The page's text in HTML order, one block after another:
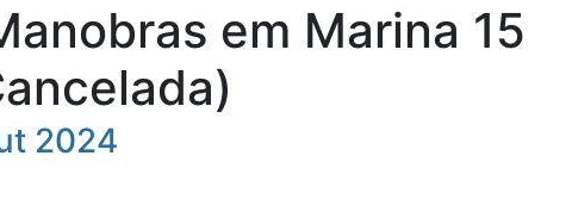
em Marina 15
2024